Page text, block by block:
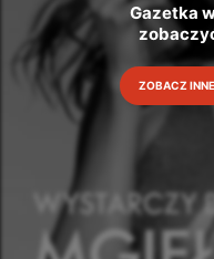
Gazetka
ZOBACZ